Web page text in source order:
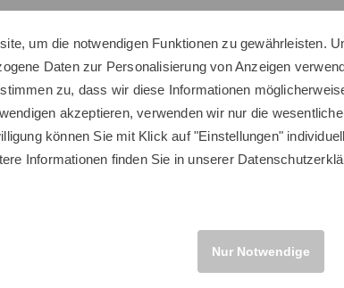
in: Sonstiges Material
scheinen sich in einem anderen Land zu befinden.
Möchten Sie den Golf House Shop wechseln?
um die notwendigen Funktionen zu gewährleisten.
Daten zur Personalisierung von Anzeigen
zu, dass wir diese Informationen
akzeptieren, verwenden wir nur die
können Sie mit Klick auf "Einstellungen"
Informationen finden Sie in unserer
Nur Notwendige